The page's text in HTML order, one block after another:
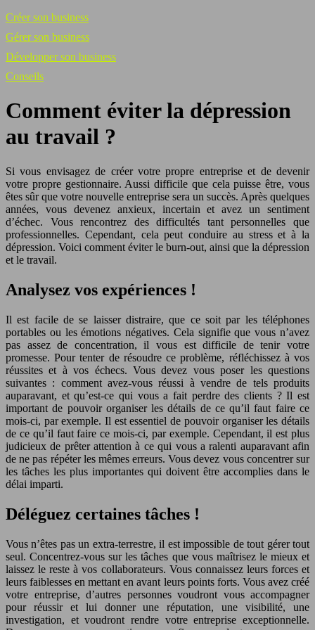
Créer son business
Gérer son business
Développer son business
Conseils
Comment éviter la dépression
au travail ?
Si vous envisagez de créer votre propre entreprise et de devenir
votre propre gestionnaire. Aussi difficile que cela puisse être, vous
êtes sûr que votre nouvelle entreprise sera un succès. Après quelques
années, vous devenez anxieux, incertain et avez un sentiment
d’échec. Vous rencontrez des difficultés tant personnelles que
professionnelles. Cependant, cela peut conduire au stress et à la
dépression. Voici comment éviter le burn-out, ainsi que la dépression
et le travail.
Analysez vos expériences !
Il est facile de se laisser distraire, que ce soit par les téléphones
portables ou les émotions négatives. Cela signifie que vous n’avez
pas assez de concentration, il vous est difficile de tenir votre
promesse. Pour tenter de résoudre ce problème, réfléchissez à vos
réussites et à vos échecs. Vous devez vous poser les questions
suivantes : comment avez-vous réussi à vendre de tels produits
auparavant, et qu’est-ce qui vous a fait perdre des clients ? Il est
important de pouvoir organiser les détails de ce qu’il faut faire ce
mois-ci, par exemple. Il est essentiel de pouvoir organiser les détails
de ce qu’il faut faire ce mois-ci, par exemple. Cependant, il est plus
judicieux de prêter attention à ce qui vous a ralenti auparavant afin
de ne pas répéter les mêmes erreurs. Vous devez vous concentrer sur
les tâches les plus importantes qui doivent être accomplies dans le
délai imparti.
Déléguez certaines tâches !
Vous n’êtes pas un extra-terrestre, il est impossible de tout gérer tout
seul. Concentrez-vous sur les tâches que vous maîtrisez le mieux et
laissez le reste à vos collaborateurs. Vous connaissez leurs forces et
leurs faiblesses en mettant en avant leurs points forts. Vous avez créé
votre entreprise, d’autres personnes voudront vous accompagner
pour réussir et lui donner une réputation, une visibilité, une
investigation, et voudront rendre votre entreprise exceptionnelle.